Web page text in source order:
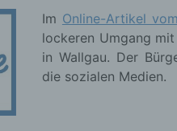
Im Online-Artikel
lockeren Umgang
in Wallgau. Der
die sozialen Medien.